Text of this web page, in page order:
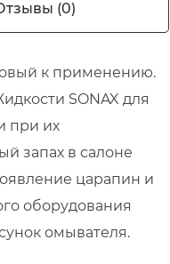
(0)
к применению.
SONAX для
при их
запах в салоне
царапин и
оборудования
омывателя.